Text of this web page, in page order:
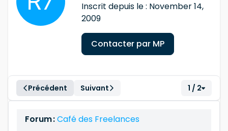
Inscrit depuis le : November 14,
2009
Contacter par MP
Précédent Suivant 1 / 2
Forum :Café des Freelances